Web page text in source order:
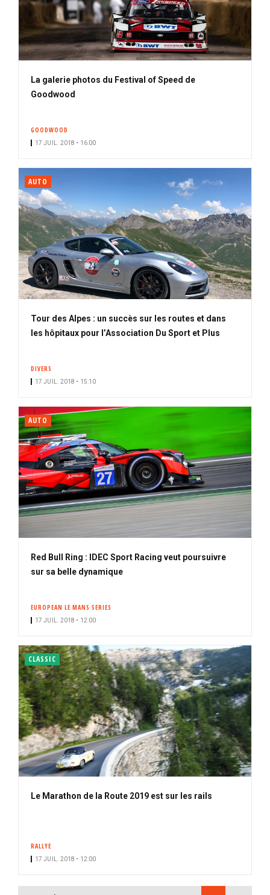
La galerie photos du Festival of Speed de
Goodwood
GOODWOOD
17 JUIL. 2018 • 16:00
AUTO
Tour des Alpes : un succès sur les routes et dans
les hôpitaux pour l’Association Du Sport et Plus
DIVERS
17 JUIL. 2018 • 15:10
AUTO
Red Bull Ring : IDEC Sport Racing veut poursuivre
sur sa belle dynamique
EUROPEAN LE MANS SERIES
17 JUIL. 2018 • 12:00
CLASSIC
Le Marathon de la Route 2019 est sur les rails
RALLYE
17 JUIL. 2018 • 12:00